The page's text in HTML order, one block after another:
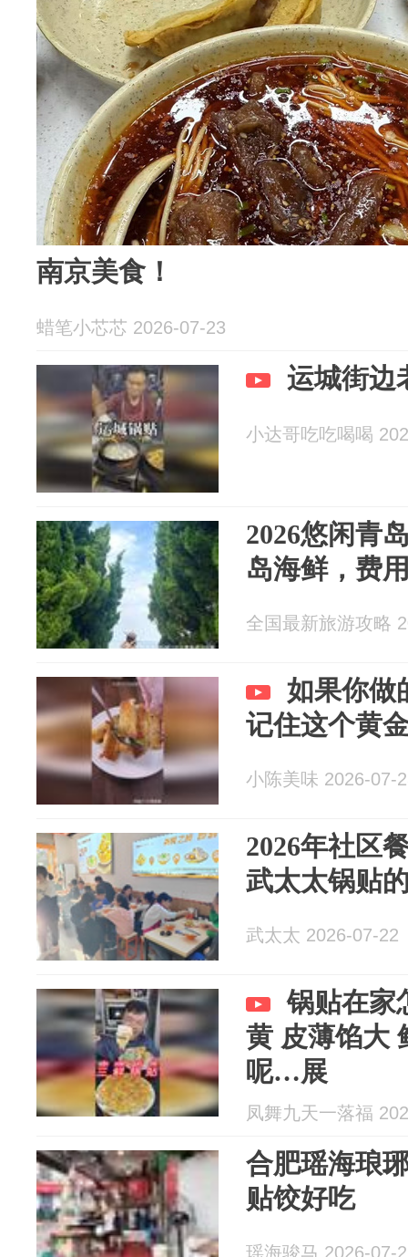
南京美食！
蜡笔小芯芯 2026-07-23
运城街边
小达哥吃吃喝喝
2026悠闲青
岛海鲜，费
全国最新旅游攻略
如果你做
记住这个黄
小陈美味 2026-07-
2026年社区
武太太锅贴
武太太 2026-07-22
锅贴在家
黄 皮薄馅大
呢…展
凤舞九天一落福
合肥瑶海琅
贴饺好吃
瑶海骏马 2026-07-